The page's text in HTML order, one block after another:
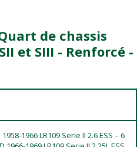
de chassis
et SIII - Renforcé -
1966 LR109 Serie II 2.6 ESS – 6